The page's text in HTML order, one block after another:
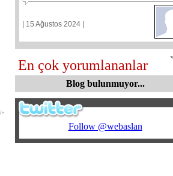
| 15 Ağustos 2024 |
En çok yorumlananlar
Blog bulunmuyor...
Follow @webaslan